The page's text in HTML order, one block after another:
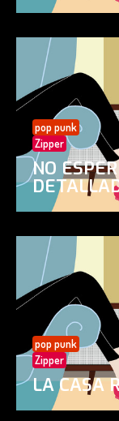
pop punk
Zipper
NO
pop punk
Zipper
LA CASA